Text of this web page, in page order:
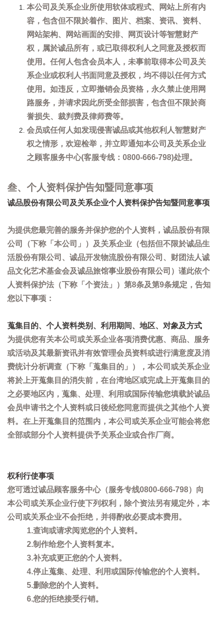
本公司及关系企业所使用软体或程式、网站上所有内
容，包含但不限於着作、图片、档案、资讯、资料、
网站架构、网站画面的安排、网页设计等智慧财产
权，属於诚品所有，或已取得权利人之同意及授权而
使用。任何人包含会员本人，未事前取得本公司及关
系企业或权利人书面同意及授权，均不得以任何方式
使用。如违反，立即撤销会员资格，永久禁止使用网
路服务，并请求因此所受全部损害，包含但不限於商
誉损失、裁判费及律师费等。
会员或任何人如发现侵害诚品或其他权利人智慧财产
权之情形，欢迎检举，并立即通知本公司及关系企业
之顾客服务中心(客服专线：0800-666-798)处理。
叁、个人资料保护告知暨同意事项
诚品股份有限公司及关系企业个人资料保护告知暨同意事项
为提供您最完善的服务并保护您的个人资料，诚品股份有限
公司（下称「本公司」）及关系企业（包括但不限於诚品生
活股份有限公司、诚品开发物流股份有限公司、财团法人诚
品文化艺术基金会及诚品旅馆事业股份有限公司）谨此依个
人资料保护法（下称「个资法」）第8条及第9条规定，告知
您以下事项：
蒐集目的、个人资料类别、利用期间、地区、对象及方式
为提供您有关本公司或关系企业各项消费优惠、商品、服务
或活动及其最新资讯并有效管理会员资料或进行满意度及消
费统计分析调查（下称「蒐集目的」），本公司或关系企业
将於上开蒐集目的消失前，在台湾地区或完成上开蒐集目的
之必要地区内，蒐集、处理、利用或国际传输您填载於诚品
会员申请书之个人资料或日後经您同意而提供之其他个人资
料。在上开蒐集目的范围内，本公司或关系企业可能会将您
全部或部分个人资料提供予关系企业或合作厂商。
权利行使事项
您可透过诚品顾客服务中心（服务专线0800-666-798）向
本公司或关系企业行使下列权利，除个资法另有规定外，本
公司或关系企业不会拒绝，并得酌收必要成本费用。
1.查询或请求阅览您的个人资料。
2.制作给您个人资料复本。
3.补充或更正您的个人资料。
4.停止蒐集、处理、利用或国际传输您的个人资料。
5.删除您的个人资料。
6.您的拒绝接受行销。